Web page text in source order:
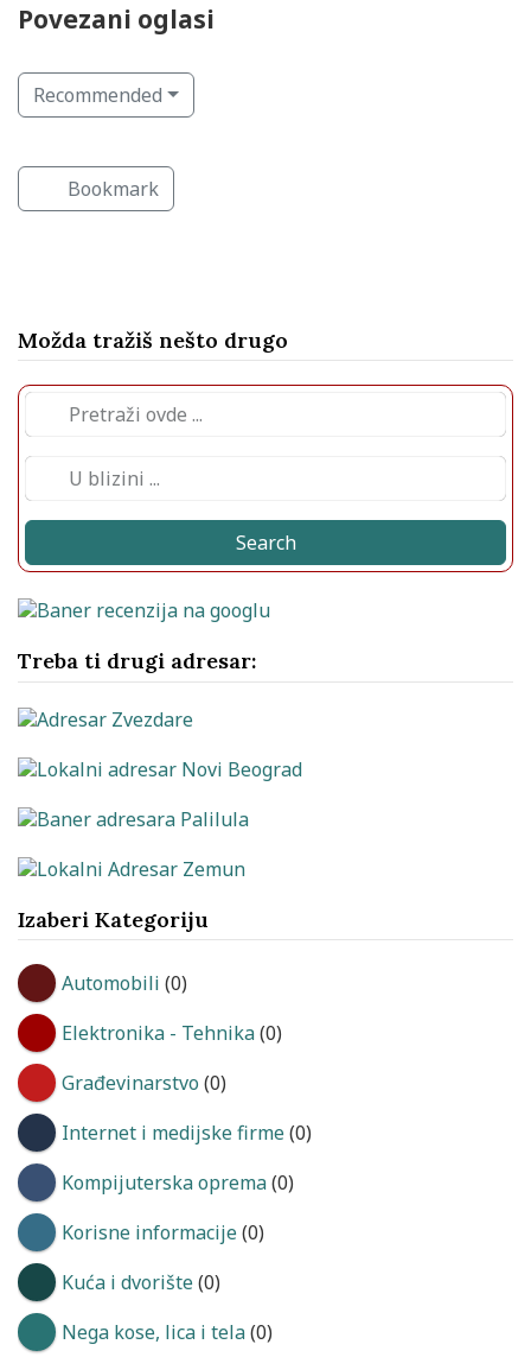
Povezani oglasi
Recommended
društva
Bookmark
Možda tražiš nešto drugo
Search
Treba ti drugi adresar:
Izaberi Kategoriju
Automobili (0)
Elektronika - Tehnika(0)
Građevinarstvo (0)
Internet i medijske firme(0)
Kompijuterska oprema(0)
Korisne informacije(0)
Kuća i dvorište(0)
Nega kose, lica i tela(0)